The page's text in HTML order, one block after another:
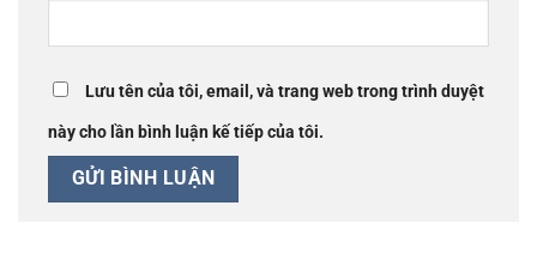
Lưu tên của tôi, email, và trang web trong trình duyệt
này cho lần bình luận kế tiếp của tôi.